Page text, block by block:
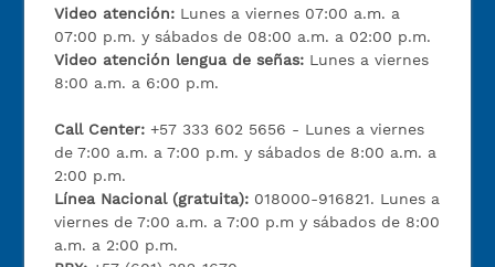
Video atención: Lunes a viernes 07:00 a.m. a
07:00 p.m. y sábados de 08:00 a.m. a 02:00 p.m.
Video atención lengua de señas: Lunes a viernes
8:00 a.m. a 6:00 p.m.
Call Center:+57 333 602 5656 - Lunes a viernes
de 7:00 a.m. a 7:00 p.m. y sábados de 8:00 a.m. a
2:00 p.m.
Línea Nacional (gratuita): 018000-916821. Lunes a
viernes de 7:00 a.m. a 7:00 p.m y sábados de 8:00
a.m. a 2:00 p.m.